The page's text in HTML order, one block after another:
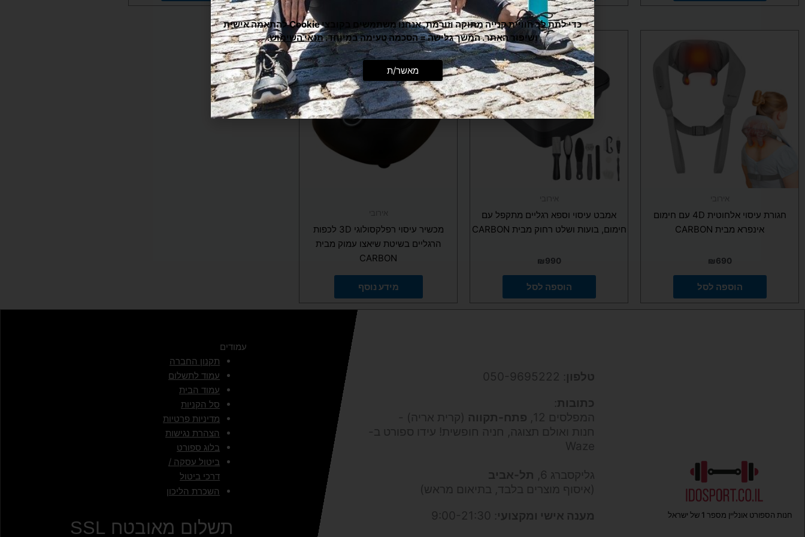
חגורת עיסוי אלחוטית 4D עם חימום
אינפרא מבית CARBON
₪690
הוספה לסל
אמבט עיסוי וספא רגליים מתקפל עם
חימום, בועות ושלט רחוק מבית CARBON
₪990
הוספה לסל
מכשיר עיסוי רפלקסולוגי 3D לכפות
הרגליים בשיטת שיאצו עמוק מבית
CARBON
מידע נוסף
חנות הספורט אונליין מספר 1 של ישראל
טלפון: 050-9695222
כתובות:
המפלסים 12,
פתח-תקווה (קרית אריה) -
חנות ואולם תצוגה, חניה חופשית! עידו ספורט ב-
Waze
גליקסברג 6,
תל-אביב
(איסוף מוצרים בלבד, בתיאום מראש)
מענה אישי ומקצועי: 9:00-21:30
עמודים
תקנון החברה
עמוד לתשלום
עמוד הבית
סל הקניות
מדיניות פרטיות
הצהרת נגישות
בלוג ספורט
ביטול עסקה /
דרכי ביטול
השכרת הליכון
תשלום מאובטח SSL
כדי לתת לך חוויית קנייה מתוקה וזורמת, אנחנו משתמשים בקובצי Cookie להתאמה אישית
ושיפור האתר. המשך גלישה = הסכמה טעימה במיוחד.תנאי השימוש.
מאשר/ת